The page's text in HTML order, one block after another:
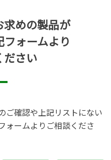
めの製品が
ォームより
ださい
ご確認や上記リストにない
ォームよりご相談くださ